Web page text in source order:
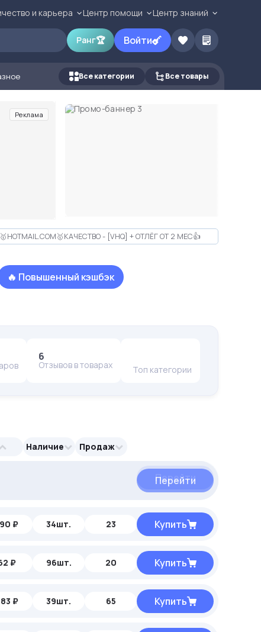
и карьера Центр помощи Центр знаний
Ранг🏆 Войти
Все категории Все товары
Реклама
🥇HOTMAIL.COM🥇КАЧЕСТВО - [VHQ] + ОТЛЁГ ОТ 2 МЕС👍
🔥 Повышенный кэшбэк
6
Отзывов в товарах Топ категории
Наличие Продаж
Перейти
Перейти
₽ 34шт. 23 Купить
₽ 96шт. 20 Купить
₽ 39шт. 65 Купить